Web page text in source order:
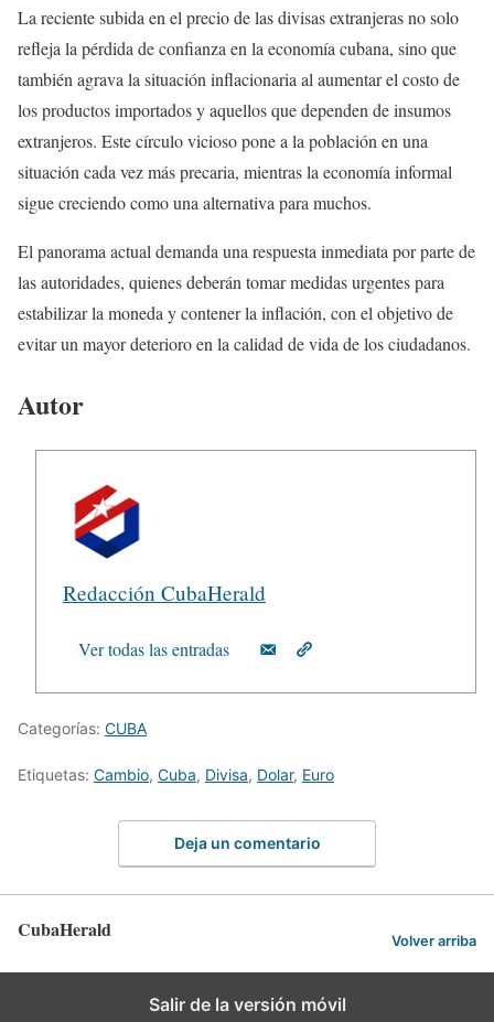
La reciente subida en el precio de las divisas extranjeras no solo
refleja la pérdida de confianza en la economía cubana, sino que
también agrava la situación inflacionaria al aumentar el costo de
los productos importados y aquellos que dependen de insumos
extranjeros. Este círculo vicioso pone a la población en una
situación cada vez más precaria, mientras la economía informal
sigue creciendo como una alternativa para muchos.
El panorama actual demanda una respuesta inmediata por parte de
las autoridades, quienes deberán tomar medidas urgentes para
estabilizar la moneda y contener la inflación, con el objetivo de
evitar un mayor deterioro en la calidad de vida de los ciudadanos.
Autor
Redacción CubaHerald
Ver todas las entradas
Categorías: CUBA
Etiquetas: Cambio, Cuba, Divisa, Dolar, Euro
Deja un comentario
CubaHerald Volver arriba
Salir de la versión móvil